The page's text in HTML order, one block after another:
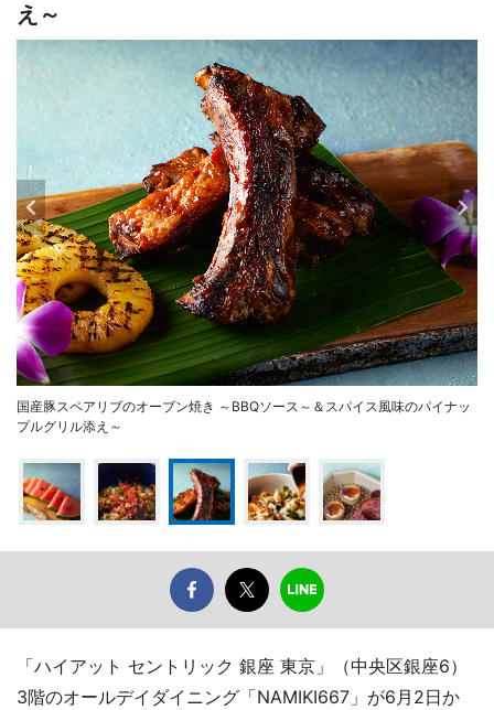
え～
国産豚スペアリブのオーブン焼き ～BBQソース～＆スパイス風味のパイナッ
プルグリル添え～
「ハイアット セントリック 銀座 東京」（中央区銀座6）
3階のオールデイダイニング「NAMIKI667」が6月2日か